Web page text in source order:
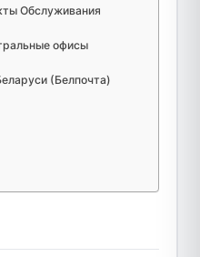
Обслуживания
офисы
(Белпочта)